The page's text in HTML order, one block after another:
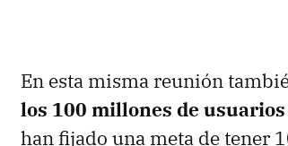
En esta misma reunión
los 100 millones de usuarios
han fijado una meta de tener